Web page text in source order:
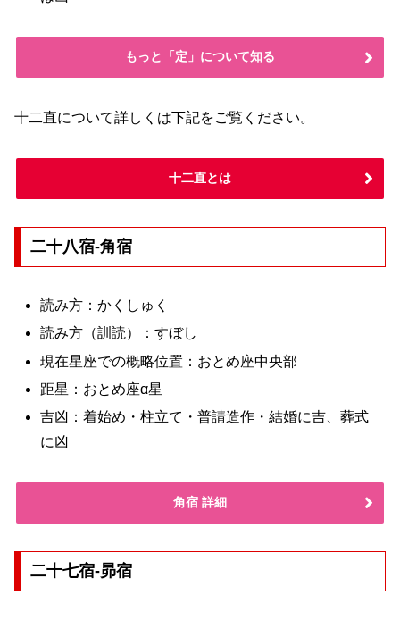
もっと「定」について知る
十二直について詳しくは下記をご覧ください。
十二直とは
二十八宿-角宿
読み方：かくしゅく
読み方（訓読）：すぼし
現在星座での概略位置：おとめ座中央部
距星：おとめ座α星
吉凶：着始め・柱立て・普請造作・結婚に吉、葬式
に凶
角宿 詳細
二十七宿-昴宿